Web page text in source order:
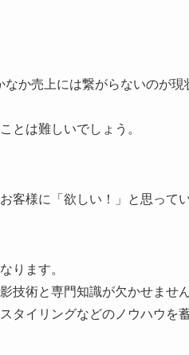
か売上には繋がらないのが現
とは難しいでしょう。
客様に「欲しい！」と思って
ります。
技術と専門知識が欠かせません
タイリングなどのノウハウを